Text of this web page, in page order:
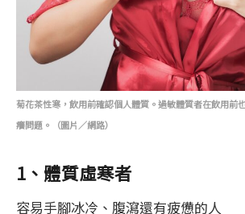
菊花茶性寒，飲用前確認個人體質。過敏體質者在飲用前
癢問題。（圖片／網路）
1、體質虛寒者
容易手腳冰冷、腹瀉還有疲憊的人